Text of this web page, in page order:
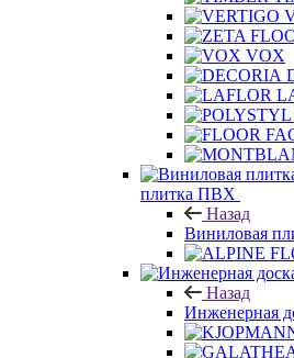
VOX
плитка ПВХ
Назад
Виниловая
Назад
Инженерная